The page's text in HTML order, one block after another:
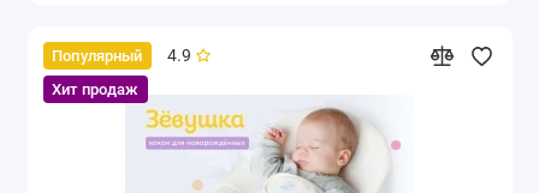
Популярный
Хит продаж
4.9